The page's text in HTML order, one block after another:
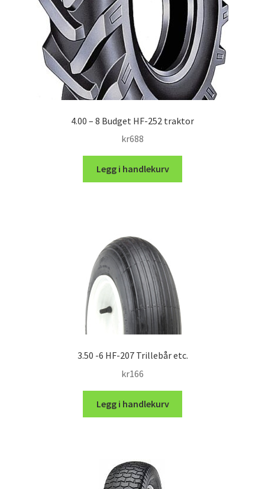
4.00 – 8 Budget HF-252 traktor
kr688
Legg i handlekurv
3.50 -6 HF-207 Trillebår etc.
kr166
Legg i handlekurv